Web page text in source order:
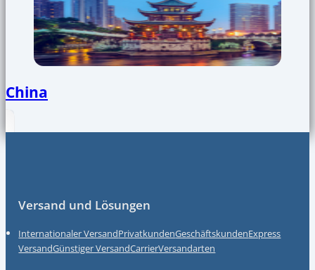
China
Versand und Lösungen
Internationaler VersandPrivatkundenGeschäftskundenExpress
VersandGünstiger VersandCarrierVersandarten